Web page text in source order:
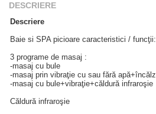
DESCRIERE
Descriere
Baie si SPA picioare caracteristici / funcţii:
3 programe de masaj :
-masaj cu bule
-masaj prin vibraţie cu sau fără
-masaj cu bule+vibraţie+căldură infraroşie
Căldură infraroşie